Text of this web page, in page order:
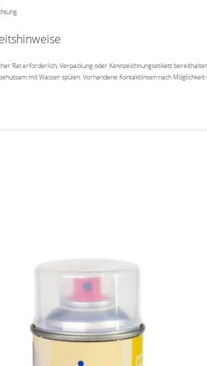
Rat erforderlich, Verpackung oder Kennzeichnungsetikett
mit Wasser spülen. Vorhandene Kontaktlinsen nach